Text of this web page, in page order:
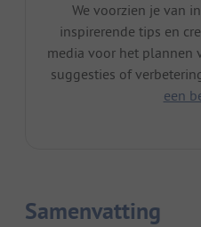
We voorzien je van
inspirerende tips en
media voor het plannen
suggesties of
een
Samenvatting